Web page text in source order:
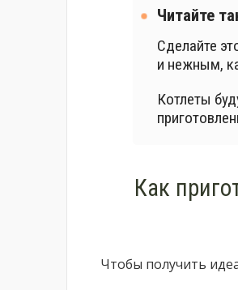
Читайте
Сделайте
и нежным,
Котлеты
Как
Чтобы получить